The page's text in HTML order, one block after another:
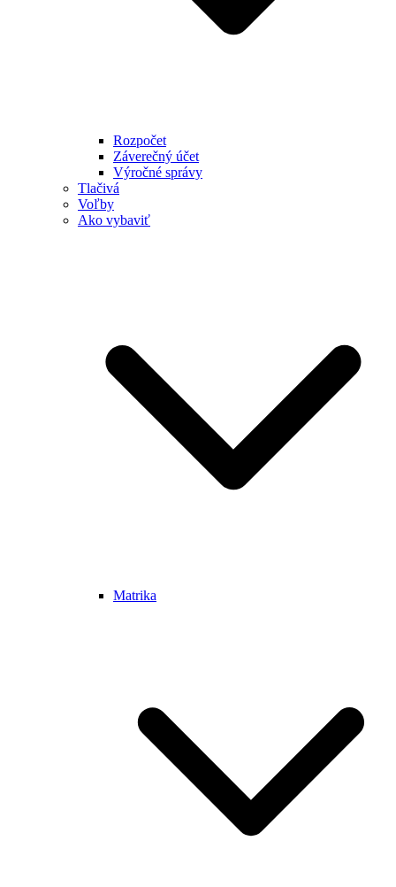
Rozpočet
Záverečný účet
Výročné správy
Tlačivá
Voľby
Ako vybaviť
Matrika